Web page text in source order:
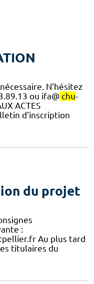
N'hésitez
ou ifa@ chu-
ACTES
d'inscription
du projet
:
Au plus tard
titulaires du